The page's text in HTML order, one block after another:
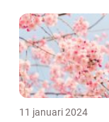
11 januari 2024